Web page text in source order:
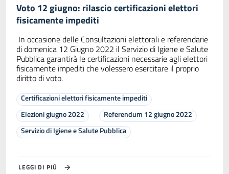
Voto 12 giugno: rilascio certificazioni elettori
fisicamente impediti
In occasione delle Consultazioni elettorali e referendarie
di domenica 12 Giugno 2022 il Servizio di Igiene e Salute
Pubblica garantirà le certificazioni necessarie agli elettori
fisicamente impediti che volessero esercitare il proprio
diritto di voto.
Certificazioni elettori fisicamente impediti
Elezioni giugno 2022
Referendum 12 giugno 2022
Servizio di Igiene e Salute Pubblica
LEGGI DI PIÙ